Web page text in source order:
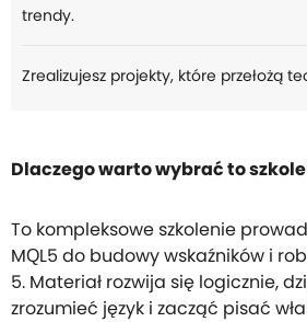
trendy.
Zrealizujesz projekty, które przełożą
Dlaczego warto wybrać to
To kompleksowe szkolenie
MQL5 do budowy wskaźników i
5. Materiał rozwija się logicznie,
zrozumieć język i zacząć pisać